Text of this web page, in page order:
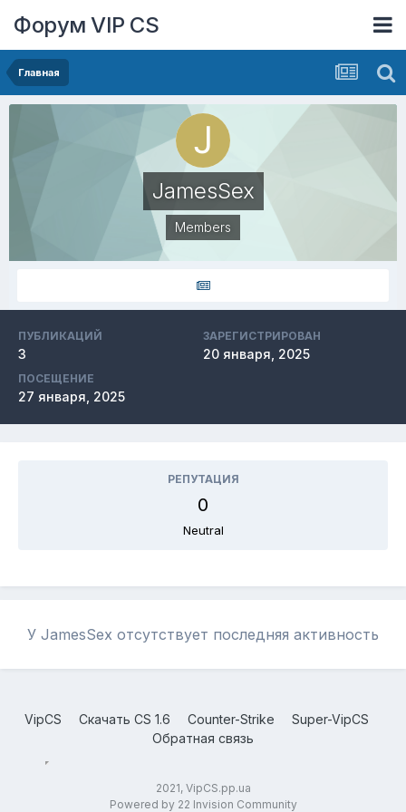
Форум VIP CS
Главная
JamesSex
Members
ПУБЛИКАЦИЙ
3
ЗАРЕГИСТРИРОВАН
20 января, 2025
ПОСЕЩЕНИЕ
27 января, 2025
РЕПУТАЦИЯ
0
Neutral
У JamesSex отсутствует последняя активность
VipCS Скачать CS 1.6 Counter-Strike
Super-VipCS
Обратная связь
2021, VipCS.pp.ua
Powered by 22 Invision Community